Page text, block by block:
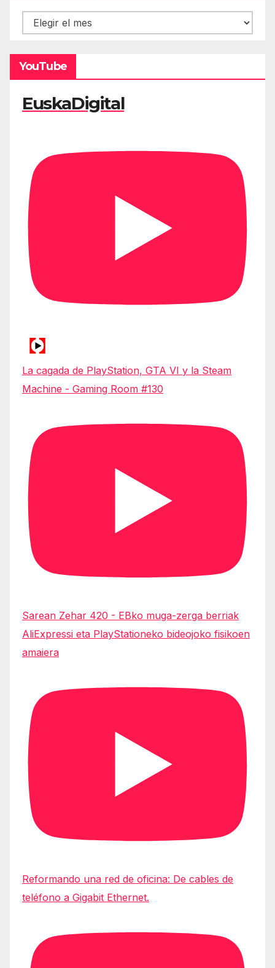
Hemeroteca
YouTube
EuskaDigital
La cagada de PlayStation, GTA VI y la Steam
Machine - Gaming Room #130
Sarean Zehar 420 - EBko muga-zerga berriak
AliExpressi eta PlayStationeko bideojoko fisikoen
amaiera
Reformando una red de oficina: De cables de
teléfono a Gigabit Ethernet.